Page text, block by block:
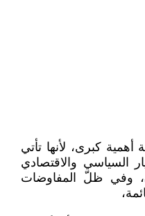
أهمية كبرى، لأنها تأتي
والانهيار السياسي والاقتصادي
وفي ظلّ المفاوضات